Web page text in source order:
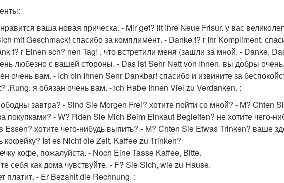
ваша новая прическа. - Mir gef? llt Ihre Neue Frisur. у вас
mit Geschmack! спасибо за комплимент. - Danke f? r Ihr Kompliment.
f? r Einen sch? nen Tag! , что встретили меня (зашли за мной. - Danke,
любезно с вашей стороны. - Das ist Sehr Nett von Ihnen. вы добры
очень вам. - Ich bin Ihnen Sehr Dankbar! спасибо и извините за
.Rung. я обязан очень вам. - Ich Habe Ihnen Viel zu Verdanken. :
завтра? - Sind Sie Morgen Frei? хотите пойти со мной? - M? Chten
покупками? - W? Rden Sie Mich Beim Einkauf Begleiten? не хотите чего-
Essen? хотите чего-нибудь выпить? - M? Chten Sie Etwas Trinken? ваше
кофейку? Ist es Nicht die Zeit, Kaffee zu Trinken?
кофе, пожалуйста. - Noch Eine Tasse Kaffee, Bitte.
себя как дома чувствуйте. - F? Sie Sich, wie zu Hause.
платит. - Er Bezahlt die Rechnung. :